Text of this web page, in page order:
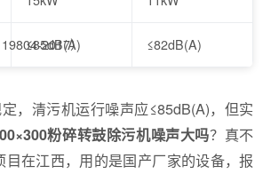
2017）
≤85dB(A) ≤82dB(A)
，清污机运行噪声应≤85dB(A)，但实
粉碎转鼓除污机噪声大吗？真不
目在江西，用的是国产厂家的设备，报